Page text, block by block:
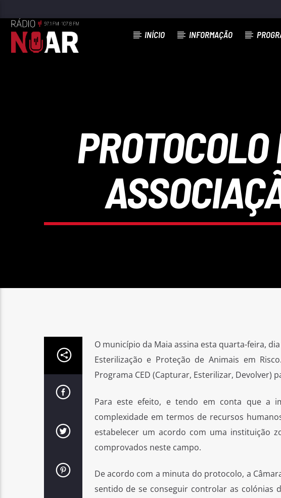
INÍCIO INFORMAÇÃO
O município da Maia assina esta quarta-feira,
Esterilização e Proteção de Animais em
Programa CED (Capturar, Esterilizar, Devolver)
Para este efeito, e tendo em conta que a
complexidade em termos de recursos
estabelecer um acordo com uma instituição
comprovados neste campo.
De acordo com a minuta do protocolo, a
sentido de se conseguir controlar as colónias